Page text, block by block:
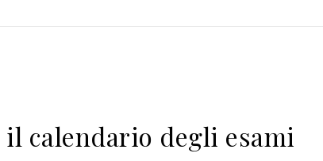
calendario degli esami